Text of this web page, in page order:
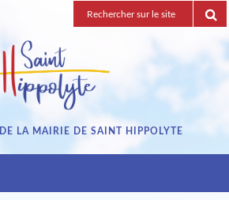
Recherche
pour
LA MAIRIE DE SAINT HIPPOLYTE